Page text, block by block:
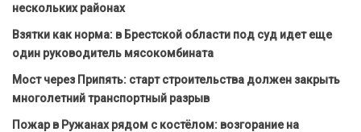
нескольких районах
Взятки как норма: в Брестской области под суд идет еще
один руководитель мясокомбината
Мост через Припять: старт строительства должен закрыть
многолетний транспортный разрыв
Пожар в Ружанах рядом с костёлом: возгорание на